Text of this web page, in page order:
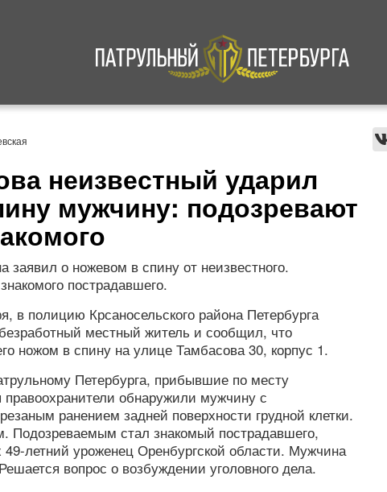
Происшествия
неизвестный ударил
мужчину: подозревают
заявил о ножевом в спину от неизвестного.
пострадавшего.
в полицию Крсаносельского района Петербурга
местный житель и сообщил, что
ножом в спину на улице Тамбасова 30, корпус 1.
Петербурга, прибывшие по месту
правоохранители обнаружили мужчину с
ранением задней поверхности грудной клетки.
Подозреваемым стал знакомый пострадавшего,
49-летний уроженец Оренбургской области. Мужчина
вопрос о возбуждении уголовного дела.